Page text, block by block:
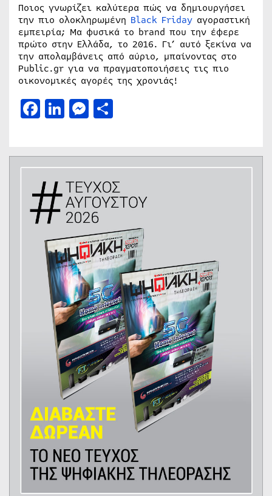
Ποιος γνωρίζει καλύτερα πώς να δημιουργήσει
την πιο ολοκληρωμένη Black Friday αγοραστική
εμπειρία; Μα φυσικά το brand που την έφερε
πρώτο στην Ελλάδα, το 2016. Γι’ αυτό ξεκίνα να
την απολαμβάνεις από αύριο, μπαίνοντας στο
Public.gr για να πραγματοποιήσεις τις πιο
οικονομικές αγορές της χρονιάς!
Facebook
LinkedIn
Messenger